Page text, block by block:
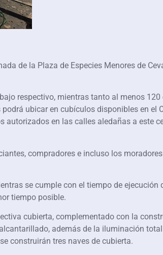
de la Plaza de Especies Menores de
respectivo, mientras tanto al menos
ubicar en cubículos disponibles en
en las calles aledañas a este
compradores e incluso los
se cumple con el tiempo de
tiempo posible.
cubierta, complementado con la
además de la iluminación
construirán tres naves de cubierta.